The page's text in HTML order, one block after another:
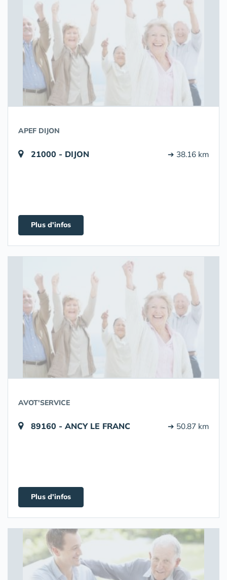
APEF DIJON
21000 - DIJON ➔ 38.16 km
Plus d'infos
AVOT'SERVICE
89160 - ANCY LE FRANC ➔ 50.87 km
Plus d'infos